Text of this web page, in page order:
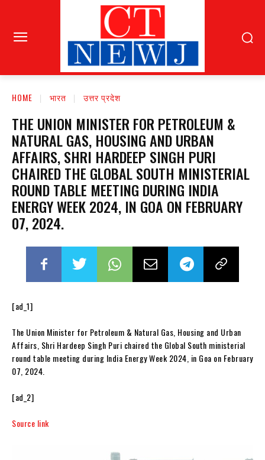
HOME भारत उत्तर प्रदेश
THE UNION MINISTER FOR PETROLEUM &
NATURAL GAS, HOUSING AND URBAN
AFFAIRS, SHRI HARDEEP SINGH PURI
CHAIRED THE GLOBAL SOUTH MINISTERIAL
ROUND TABLE MEETING DURING INDIA
ENERGY WEEK 2024, IN GOA ON FEBRUARY
07, 2024.
[ad_1]
The Union Minister for Petroleum & Natural Gas, Housing and Urban
Affairs, Shri Hardeep Singh Puri chaired the Global South ministerial
round table meeting during India Energy Week 2024, in Goa on February
07, 2024.
[ad_2]
Source link